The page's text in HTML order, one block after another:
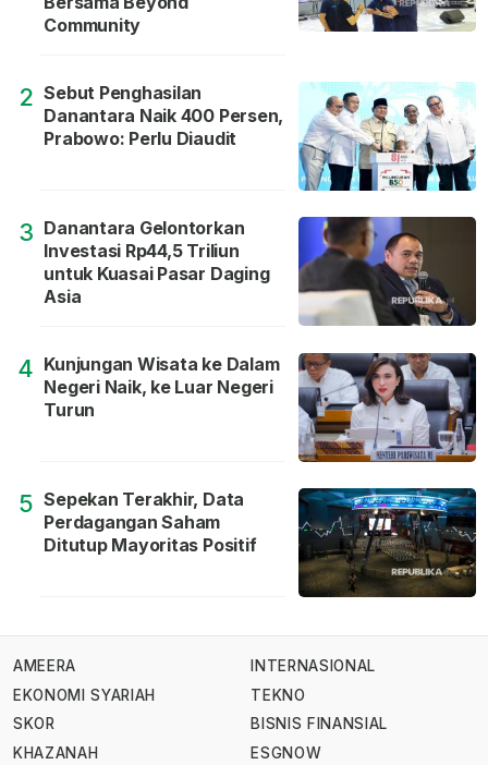
Community
2 Sebut Penghasilan
Danantara Naik 400 Persen,
Prabowo: Perlu Diaudit
3 Danantara Gelontorkan
Investasi Rp44,5 Triliun
untuk Kuasai Pasar Daging
Asia
4 Kunjungan Wisata ke Dalam
Negeri Naik, ke Luar Negeri
Turun
5 Sepekan Terakhir, Data
Perdagangan Saham
Ditutup Mayoritas Positif
AMEERA
EKONOMI SYARIAH
SKOR
KHAZANAH
INTERNASIONAL
TEKNO
BISNIS FINANSIAL
ESGNOW